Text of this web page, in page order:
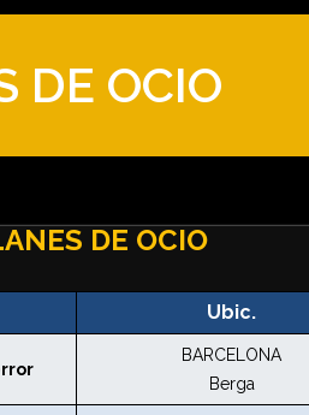
DE OCIO
DE OCIO
Ubic.
BARCELONA
Berga